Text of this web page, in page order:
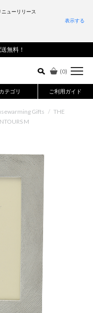
無料！
(0)
カテゴリ ご利用ガイド
詳細検索はこちら
Gifts / THE
M
ューリリース
表示する